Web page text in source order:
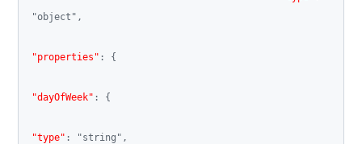
"object" ,
"properties" : {
"dayOfWeek" : {
"type" : "string" ,